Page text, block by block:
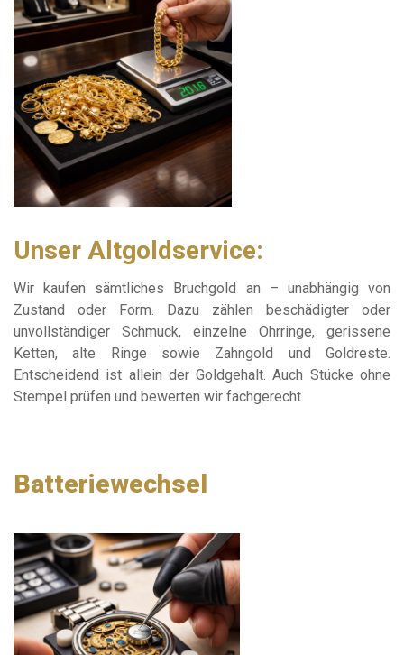
Unser Altgoldservice:
Wir kaufen sämtliches Bruchgold an – unabhängig von
Zustand oder Form. Dazu zählen beschädigter oder
unvollständiger Schmuck, einzelne Ohrringe, gerissene
Ketten, alte Ringe sowie Zahngold und Goldreste.
Entscheidend ist allein der Goldgehalt. Auch Stücke ohne
Stempel prüfen und bewerten wir fachgerecht.
Batteriewechsel